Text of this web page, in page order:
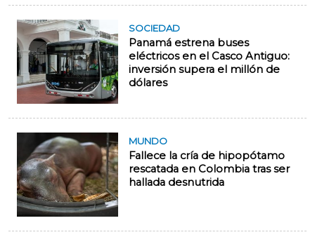
SOCIEDAD
Panamá estrena buses
eléctricos en el Casco Antiguo:
inversión supera el millón de
dólares
MUNDO
Fallece la cría de hipopótamo
rescatada en Colombia tras ser
hallada desnutrida